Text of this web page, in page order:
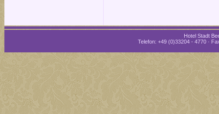
Hotel Stadt
Telefon: +49 (0)33204 - 4770 ·